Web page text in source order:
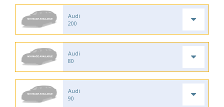
Audi
200
Audi
80
Audi
90